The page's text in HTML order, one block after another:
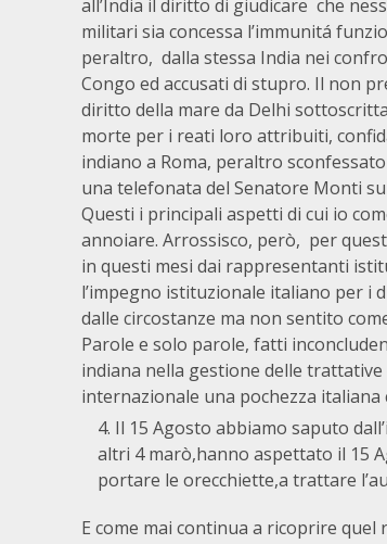
all’India il diritto di giudicare che
militari sia concessa l’immunitá
peraltro, dalla stessa India nei
Congo ed accusati di stupro. Il non
diritto della mare da Delhi
morte per i reati loro attribuiti,
indiano a Roma, peraltro
una telefonata del Senatore Monti
Questi i principali aspetti di cui io
annoiare. Arrossisco, però, per
in questi mesi dai rappresentanti
l’impegno istituzionale italiano per i
dalle circostanze ma non sentito
Parole e solo parole, fatti
indiana nella gestione delle
internazionale una pochezza italiana
Il 15 Agosto abbiamo saputo
altri 4 marò,hanno aspettato il 15
portare le orecchiette,a trattare
E come mai continua a ricoprire